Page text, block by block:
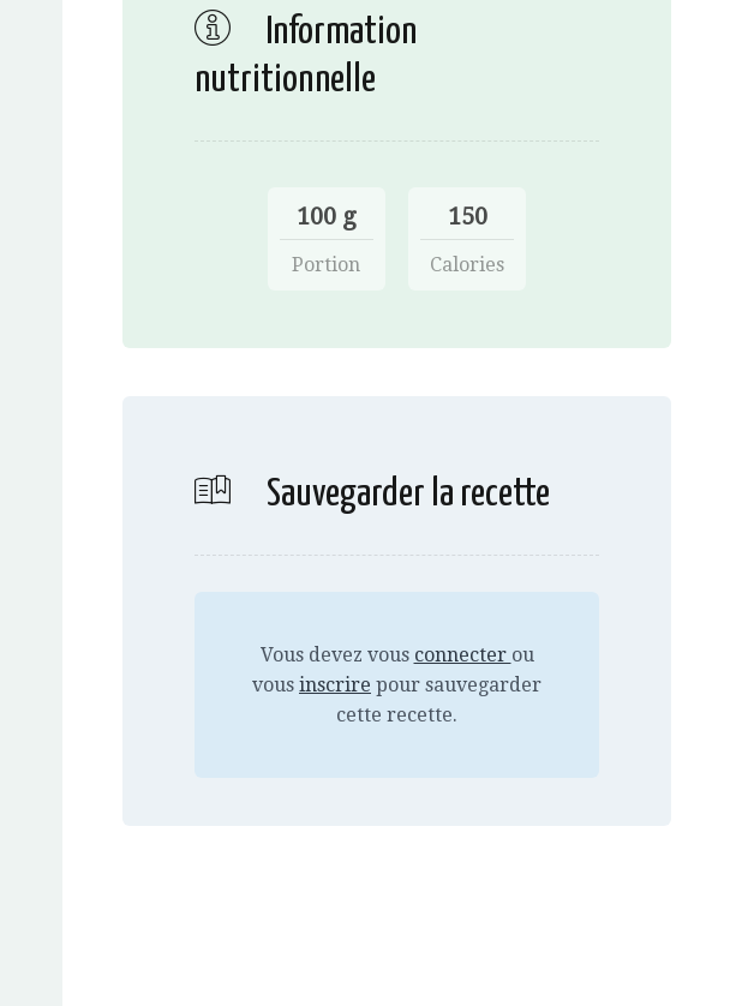
Information
nutritionnelle
100 g
Portion
150
Calories
Sauvegarder la recette
Vous devez vous connecter ou
vous inscrire pour sauvegarder
cette recette.